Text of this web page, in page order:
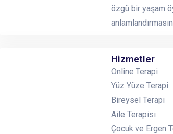
özgü bir yaşam
Hizmetler
Online Terapi
Yüz Yüze Terapi
Bireysel Terapi
Aile Terapisi
Çocuk ve Ergen